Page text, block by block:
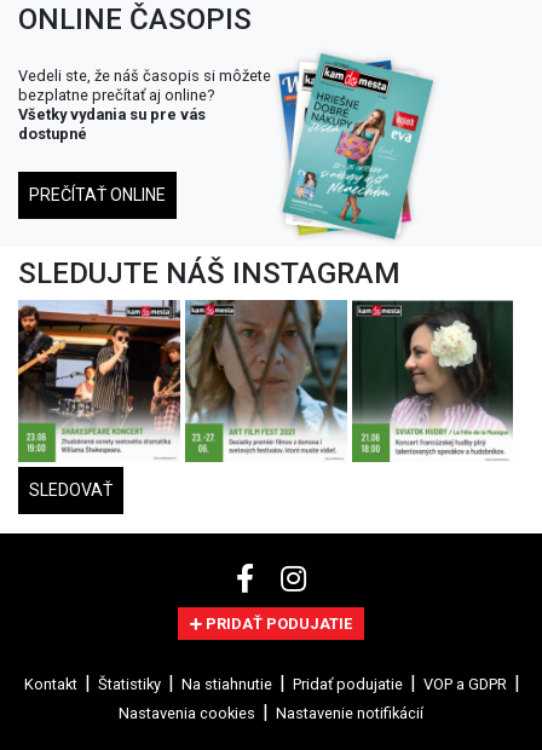
ONLINE ČASOPIS
Vedeli ste, že náš časopis si môžete
bezplatne prečítať aj online?
Všetky vydania su pre vás
dostupné
PREČÍTAŤ ONLINE
SLEDUJTE NÁŠ INSTAGRAM
SLEDOVAŤ
PRIDAŤ PODUJATIE
Kontakt Štatistiky Na stiahnutie Pridať podujatie
VOP a GDPR
Nastavenia cookies
Nastavenie notifikácií